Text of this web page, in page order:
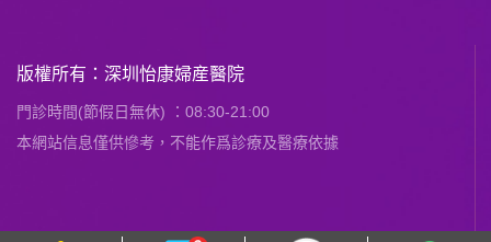
版權所有：深圳怡康婦産醫院
門診時間(節假日無休) ：08:30-21:00
本網站信息僅供慘考，不能作爲診療及醫療依據